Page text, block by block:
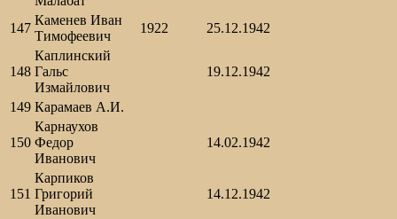
147
Каменев Иван
Тимофеевич
1922 25.12.1942
148
Каплинский
Гальс
Измайлович
19.12.1942
149 Карамаев А.И.
150
Карнаухов
Федор
Иванович
14.02.1942
151
Карпиков
Григорий
Иванович
14.12.1942